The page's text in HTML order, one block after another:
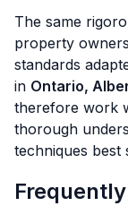
The same
property
standards
in Ontario,
therefore work
thorough
techniques best